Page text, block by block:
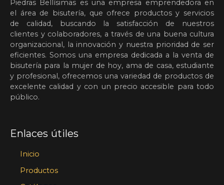
Piedras Bellísimas es una empresa emprendedora en
el área de bisutería, que ofrece productos y servicios
de calidad, buscando la satisfacción de nuestros
clientes y colaboradores, a través de una buena cultura
organizacional, la innovación y nuestra prioridad de ser
eficientes. Somos una empresa dedicada a la venta de
bisutería para la mujer de hoy, ama de casa, estudiante
y profesional, ofrecemos una variedad de productos de
excelente calidad y con un precio accesible para todo
público.
Enlaces útiles
Inicio
Productos